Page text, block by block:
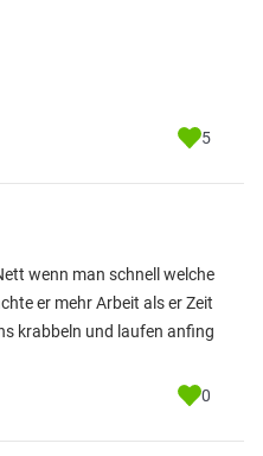
5
wenn man schnell welche
er mehr Arbeit als er Zeit
krabbeln und laufen anfing
0